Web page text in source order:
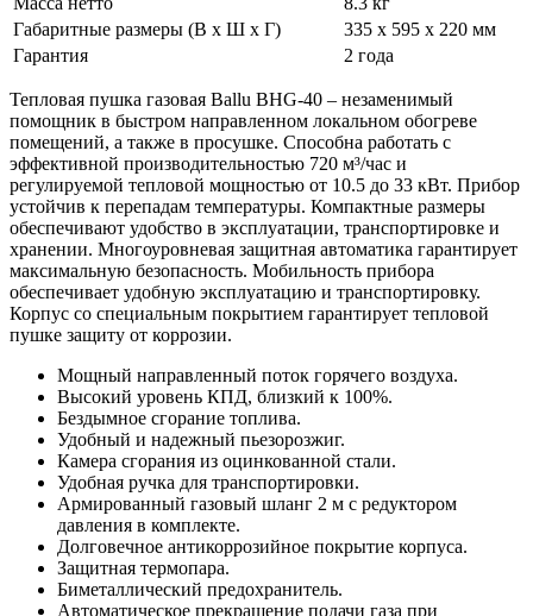
Габаритные размеры (В x Ш x Г)
335 x 595 x 220 мм
Гарантия
2 года
Тепловая пушка газовая Ballu BHG-40 – незаменимый
помощник в быстром направленном локальном обогреве
помещений, а также в просушке. Способна работать с
эффективной производительностью 720 м³/час и
регулируемой тепловой мощностью от 10.5 до 33 кВт. Прибор
устойчив к перепадам температуры. Компактные размеры
обеспечивают удобство в эксплуатации, транспортировке и
хранении. Многоуровневая защитная автоматика гарантирует
максимальную безопасность. Мобильность прибора
обеспечивает удобную эксплуатацию и транспортировку.
Корпус со специальным покрытием гарантирует тепловой
пушке защиту от коррозии.
Мощный направленный поток горячего воздуха.
Высокий уровень КПД, близкий к 100%.
Бездымное сгорание топлива.
Удобный и надежный пьезорозжиг.
Камера сгорания из оцинкованной стали.
Удобная ручка для транспортировки.
Армированный газовый шланг 2 м с редуктором
давления в комплекте.
Долговечное антикоррозийное покрытие корпуса.
Защитная термопара.
Биметаллический предохранитель.
Автоматическое прекращение подачи газа при